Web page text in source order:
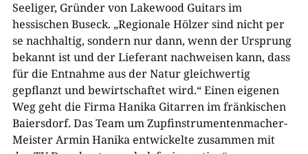
Seeliger, Gründer von Lakewood Guitars im
hessischen Buseck. „Regionale Hölzer sind nicht per
se nachhaltig, sondern nur dann, wenn der Ursprung
bekannt ist und der Lieferant nachweisen kann, dass
für die Entnahme aus der Natur gleichwertig
gepflanzt und bewirtschaftet wird.“ Einen eigenen
Weg geht die Firma Hanika Gitarren im fränkischen
Baiersdorf. Das Team um Zupfinstrumentenmacher-
Meister Armin Hanika entwickelte zusammen mit